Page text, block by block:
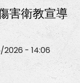
害衛教宣導
2026 - 14:06